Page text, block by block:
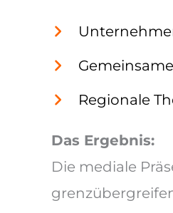
Regionale
Das Ergebnis:
Die mediale